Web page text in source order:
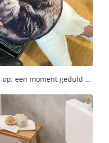
een moment geduld ...